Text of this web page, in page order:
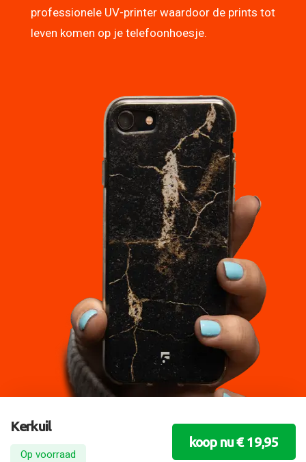
professionele UV-printer waardoor de prints tot
leven komen op je telefoonhoesje.
Kerkuil
Op voorraad
koop nu € 19,95